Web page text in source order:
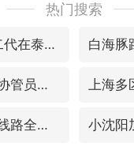
热门搜索
20岁中国富二代在泰国被杀 白海豚
武汉3名城管协管员殴打摊主被刑拘 上海
上海地铁4条线路全线停运